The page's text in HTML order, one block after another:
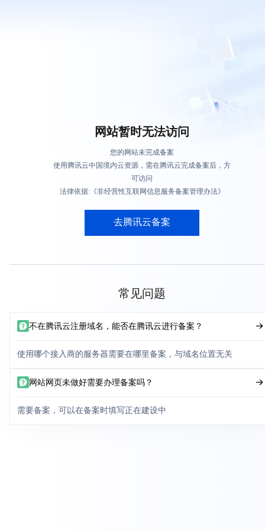
网站暂时无法访问
您的网站未完成备案
使用腾讯云中国境内云资源，需在腾讯云完成备案后，方
可访问
法律依据:《非经营性互联网信息服务备案管理办法》
去腾讯云备案
常见问题
不在腾讯云注册域名，能否在腾讯云进行备案？
使用哪个接入商的服务器需要在哪里备案，与域名位置无关
网站网页未做好需要办理备案吗？
需要备案，可以在备案时填写正在建设中